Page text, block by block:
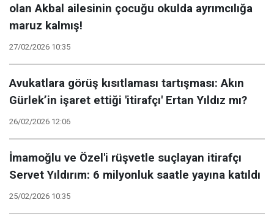
olan Akbal ailesinin çocuğu okulda ayrımcılığa
maruz kalmış!
27/02/2026 10:35
Avukatlara görüş kısıtlaması tartışması: Akın
Gürlek’in işaret ettiği 'itirafçı' Ertan Yıldız mı?
26/02/2026 12:06
İmamoğlu ve Özel'i rüşvetle suçlayan itirafçı
Servet Yıldırım: 6 milyonluk saatle yayına katıldı
25/02/2026 10:35